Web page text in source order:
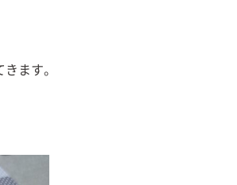
ます。